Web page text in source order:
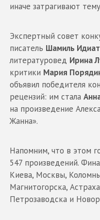
иначе затрагивают
Экспертный совет
писатель Шамиль
литературовед Ирина
критики Мария
объявил победителя
рецензий: им стала
на произведение
Жанна».
Напомним, что в этом
547 произведений.
Киева, Москвы,
Магнитогорска,
Петрозаводска и